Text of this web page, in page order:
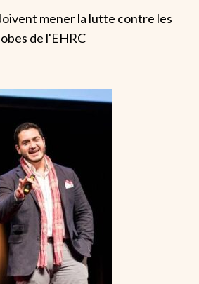
mener la lutte contre les
de l'EHRC